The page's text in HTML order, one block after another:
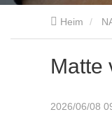
Heim
Matte
2026/06/08